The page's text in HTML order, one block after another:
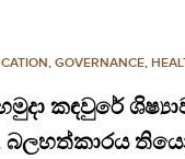
, GOVERNANCE,
කඳවුරේ